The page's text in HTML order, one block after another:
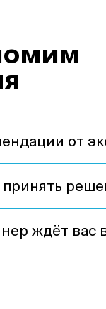
от
принять
ждёт вас